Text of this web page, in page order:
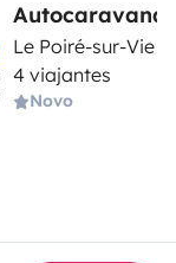
Le Poiré-sur-Vie
4 viajantes
Novo